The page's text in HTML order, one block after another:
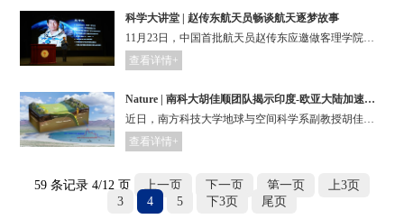
科学大讲堂 | 赵传东航天员畅谈航天逐梦故事
11月23日，中国首批航天员赵传东应邀做客理学院第169期科学大讲堂，以“星空浩瀚 探索无限 ——科普航天知识、弘扬航天精神、培育创新人才”为题，通过生动的案例分享他的航天经历。我校师生及来自深圳11所中学的师生代表超750人参加活动。
查看详情+
Nature | 南科大胡佳顺团队揭示印度-欧亚大陆加速汇聚机制与碰撞时限
查看详情+
59 条记录 4/12 页 上一页 下一页 第一页
上3页
3
4 5 下3页 尾页